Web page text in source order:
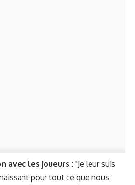
avec les joueurs : "Je leur suis
pour tout ce que nous